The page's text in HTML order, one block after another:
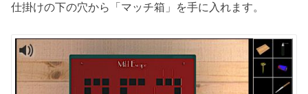
仕掛けの下の穴から「マッチ箱」を手に入れます。